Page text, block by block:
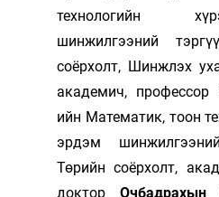
технологийн
шинжилгээний
соёрхолт, Шинжлэх
академич, профессор
ийн Математик, тоон
эрдэм
Төрийн соёрхолт,
докторОчбадрахын